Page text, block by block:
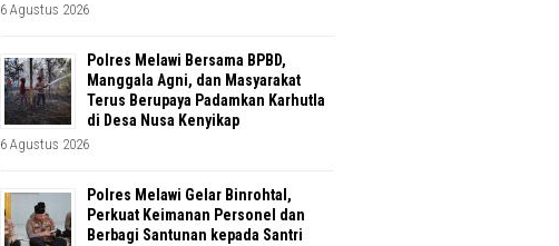
6 Agustus 2026
Polres Melawi Bersama BPBD,
Manggala Agni, dan Masyarakat
Terus Berupaya Padamkan Karhutla
di Desa Nusa Kenyikap
6 Agustus 2026
Polres Melawi Gelar Binrohtal,
Perkuat Keimanan Personel dan
Berbagi Santunan kepada Santri